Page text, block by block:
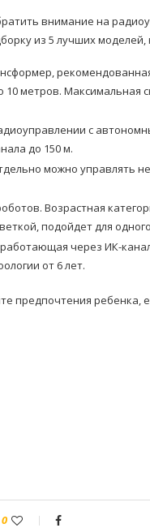
внимание на
из 5 лучших
10 метров. Максимальная
с
до 150 м.
можно управлять
Возрастная
подойдет для
через ИК-
от 6 лет.
предпочтения ребенка,
0